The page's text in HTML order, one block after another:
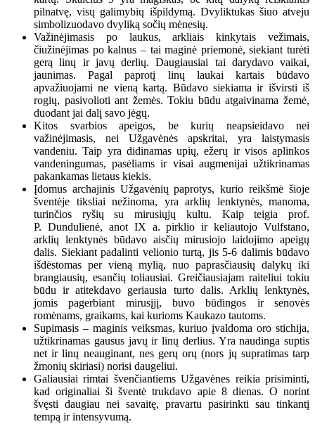
pilnatvę, visų galimybių išpildymą. Dvyliktukas šiuo atveju
simbolizuodavo dvyliką sočių mėnesių.
Važinėjimasis po laukus, arkliais kinkytais vežimais,
čiužinėjimas po kalnus – tai maginė priemonė, siekiant turėti
gerą linų ir javų derlių. Daugiausiai tai darydavo vaikai,
jaunimas. Pagal paprotį linų laukai kartais būdavo
apvažiuojami ne vieną kartą. Būdavo siekiama ir išvirsti iš
rogių, pasivolioti ant žemės. Tokiu būdu atgaivinama žemė,
duodant jai dalį savo jėgų.
Kitos svarbios apeigos, be kurių neapsieidavo nei
važinėjimasis, nei Užgavėnės apskritai, yra laistymasis
vandeniu. Taip yra didinamas upių, ežerų ir visos aplinkos
vandeningumas, pasėliams ir visai augmenijai užtikrinamas
pakankamas lietaus kiekis.
Įdomus archajinis Užgavėnių paprotys, kurio reikšmė šioje
šventėje tiksliai nežinoma, yra arklių lenktynės, manoma,
turinčios ryšių su mirusiųjų kultu. Kaip teigia prof.
P. Dundulienė, anot IX a. pirklio ir keliautojo Vulfstano,
arklių lenktynės būdavo aisčių mirusiojo laidojimo apeigų
dalis. Siekiant padalinti velionio turtą, jis 5-6 dalimis būdavo
išdėstomas per vieną mylią, nuo paprasčiausių dalykų iki
brangiausių, esančių toliausiai. Greičiausiajam raiteliui tokiu
būdu ir atitekdavo geriausia turto dalis. Arklių lenktynės,
jomis pagerbiant mirusįjį, buvo būdingos ir senovės
romėnams, graikams, kai kurioms Kaukazo tautoms.
Supimasis – maginis veiksmas, kuriuo įvaldoma oro stichija,
užtikrinamas gausus javų ir linų derlius. Yra naudinga suptis
net ir linų neauginant, nes gerų orų (nors jų supratimas tarp
žmonių skiriasi) norisi daugeliui.
Galiausiai rimtai švenčiantiems Užgavėnes reikia prisiminti,
kad originaliai ši šventė trukdavo apie 8 dienas. O norint
švęsti daugiau nei savaitę, pravartu pasirinkti sau tinkantį
tempą ir intensyvumą.